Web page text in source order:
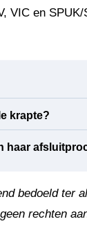
VIC en SPUK/
krapte?
haar
bedoeld ter
rechten